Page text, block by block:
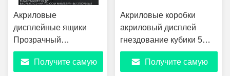
Акриловые
дисплейные ящики
Прозрачный
кубический подъемник
Прозрачные
Получите самую
Акриловые коробки
акриловый дисплей
гнездование кубики 5
сторон с полыми дном
дисплей стойка полка
Получите самую